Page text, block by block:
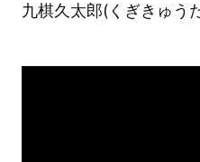
九棋久太郎(くぎきゅう